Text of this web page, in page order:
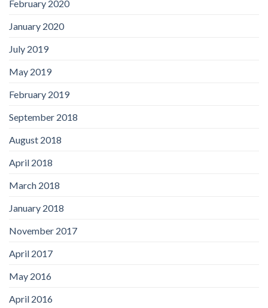
February 2020
January 2020
July 2019
May 2019
February 2019
September 2018
August 2018
April 2018
March 2018
January 2018
November 2017
April 2017
May 2016
April 2016